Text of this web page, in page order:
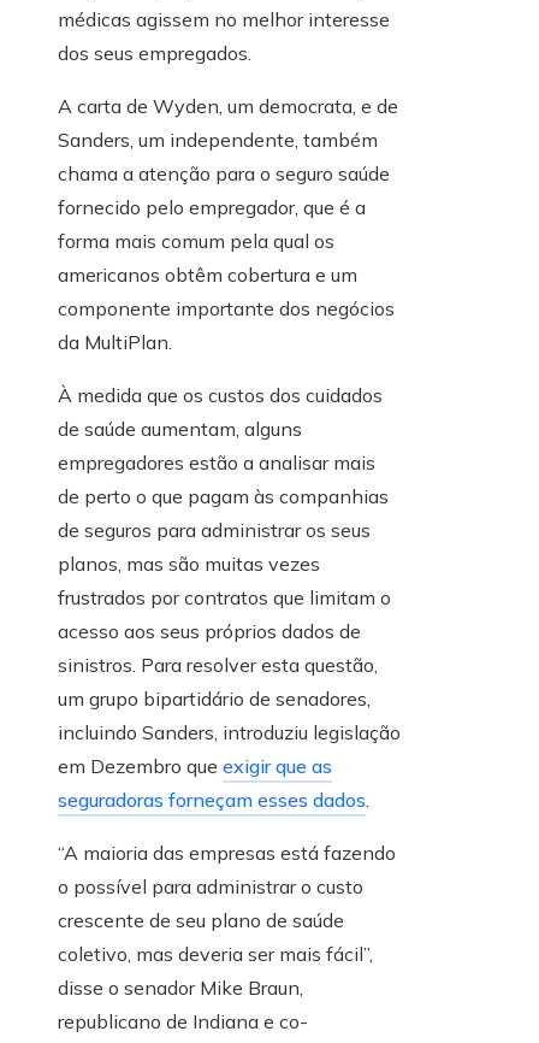
médicas agissem no melhor interesse
dos seus empregados.
A carta de Wyden, um democrata, e de
Sanders, um independente, também
chama a atenção para o seguro saúde
fornecido pelo empregador, que é a
forma mais comum pela qual os
americanos obtêm cobertura e um
componente importante dos negócios
da MultiPlan.
À medida que os custos dos cuidados
de saúde aumentam, alguns
empregadores estão a analisar mais
de perto o que pagam às companhias
de seguros para administrar os seus
planos, mas são muitas vezes
frustrados por contratos que limitam o
acesso aos seus próprios dados de
sinistros. Para resolver esta questão,
um grupo bipartidário de senadores,
incluindo Sanders, introduziu legislação
em Dezembro que exigir que as
seguradoras forneçam esses dados.
“A maioria das empresas está fazendo
o possível para administrar o custo
crescente de seu plano de saúde
coletivo, mas deveria ser mais fácil”,
disse o senador Mike Braun,
republicano de Indiana e co-